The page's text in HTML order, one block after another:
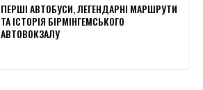
ПЕРШІ АВТОБУСИ, ЛЕГЕНДАРНІ МАРШРУТИ
ТА ІСТОРІЯ БІРМІНГЕМСЬКОГО
АВТОВОКЗАЛУ